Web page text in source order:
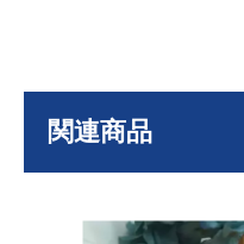
関連商品